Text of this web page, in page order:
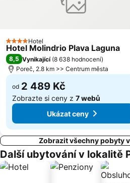
Maslinica
Valamar Jazz Festival
Istra Funtana
4 Počet hvězdiček
Hotel
Hotel Molindrio Plava Laguna
8,5 Vynikající (8 638 hodnocení)
Poreč, 2.8 km >> Centrum města
od 2 489 Kč
Zobrazte si ceny z 7 webů
Ukázat ceny
Zobrazit všechny pobyty
Další ubytování v lokalitě